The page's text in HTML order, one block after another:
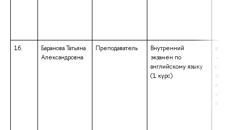
16.
Баранова Татьяна
Александровна
Преподаватель
Внутренний
экзамен по
английскому языку
(1 курс)
–